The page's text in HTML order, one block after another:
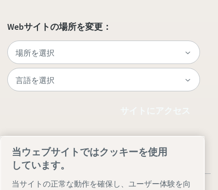
Webサイトの場所を変更：
当ウェブサイトではクッキーを使用
しています。
当サイトの正常な動作を確保し、ユーザー体験を向